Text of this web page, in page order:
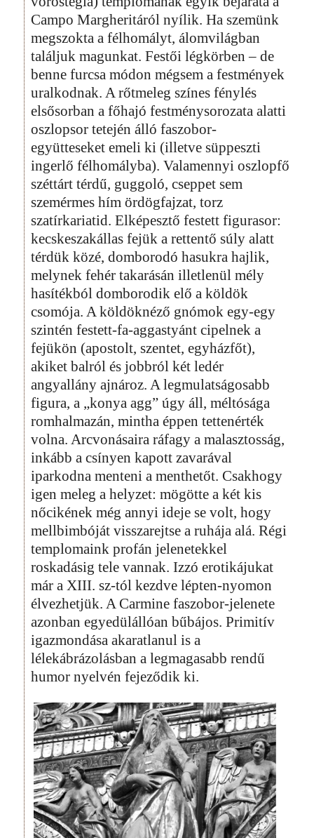
Campo Margheritáról nyílik. Ha szemünk
megszokta a félhomályt, álomvilágban
találjuk magunkat. Festői légkörben – de
benne furcsa módon mégsem a festmények
uralkodnak. A rőtmeleg színes fénylés
elsősorban a főhajó festménysorozata alatti
oszlopsor tetején álló faszobor-
együtteseket emeli ki (illetve süppeszti
ingerlő félhomályba). Valamennyi oszlopfő
széttárt térdű, guggoló, cseppet sem
szemérmes hím ördögfajzat, torz
szatírkariatid. Elképesztő festett figurasor:
kecskeszakállas fejük a rettentő súly alatt
térdük közé, domborodó hasukra hajlik,
melynek fehér takarásán illetlenül mély
hasítékból domborodik elő a köldök
csomója. A köldöknéző gnómok egy-egy
szintén festett-fa-aggastyánt cipelnek a
fejükön (apostolt, szentet, egyházfőt),
akiket balról és jobbról két ledér
angyallány ajnároz. A legmulatságosabb
figura, a „konya agg” úgy áll, méltósága
romhalmazán, mintha éppen tettenérték
volna. Arcvonásaira ráfagy a malasztosság,
inkább a csínyen kapott zavarával
iparkodna menteni a menthetőt. Csakhogy
igen meleg a helyzet: mögötte a két kis
nőcikének még annyi ideje se volt, hogy
mellbimbóját visszarejtse a ruhája alá. Régi
templomaink profán jelenetekkel
roskadásig tele vannak. Izzó erotikájukat
már a XIII. sz-tól kezdve lépten-nyomon
élvezhetjük. A Carmine faszobor-jelenete
azonban egyedülállóan bűbájos. Primitív
igazmondása akaratlanul is a
lélekábrázolásban a legmagasabb rendű
humor nyelvén fejeződik ki.